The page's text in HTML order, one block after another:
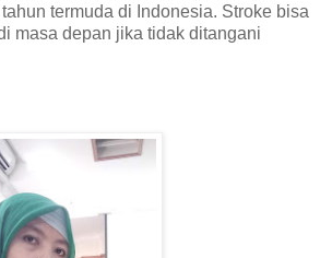
termuda di Indonesia. Stroke bisa
masa depan jika tidak ditangani